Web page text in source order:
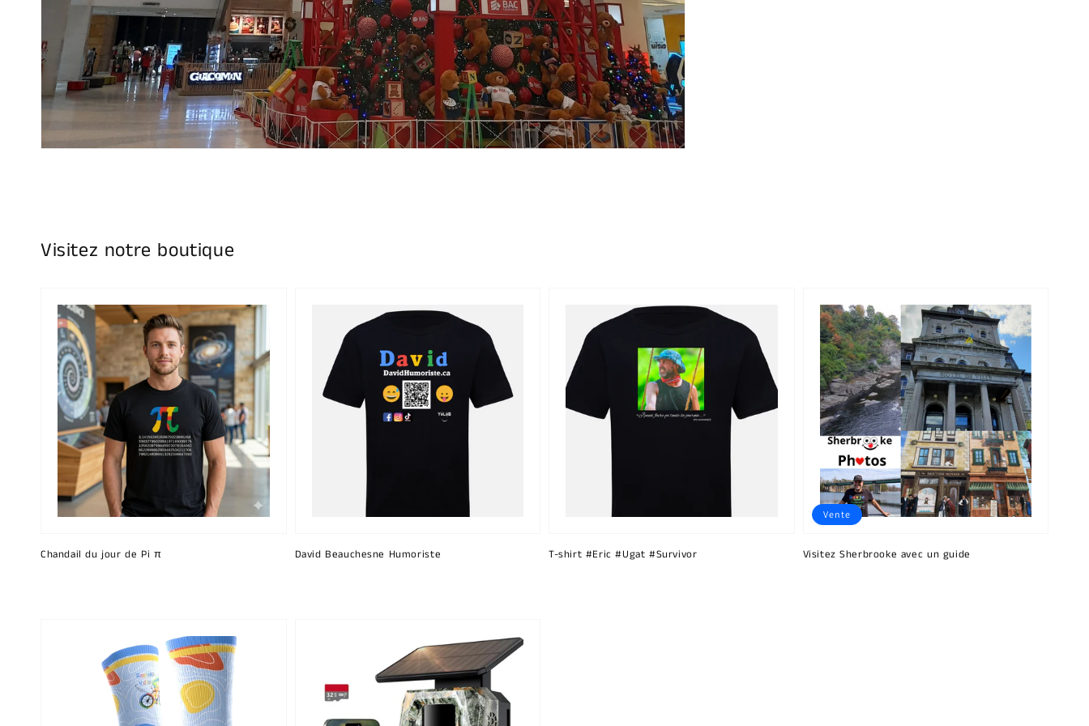
Visitez notre boutique
Chandail du jour de Pi π David Beauchesne Humoriste T-shirt #Eric #Ugat #Survivor Visitez Sherbrooke avec un guide
Vente